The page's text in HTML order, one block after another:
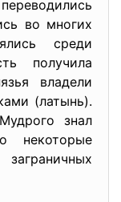
во многих
среди
получила
владели
(латынь).
знал
некоторые